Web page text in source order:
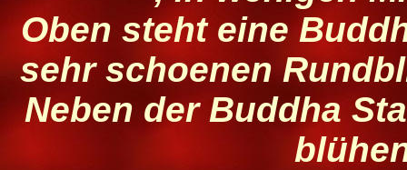
Oben steht eine
sehr schoenen
Neben der Buddha